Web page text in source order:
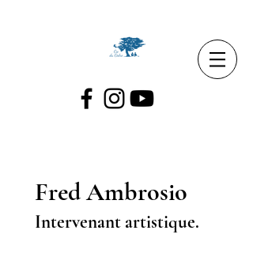
Fred Ambrosio
Intervenant artistique.